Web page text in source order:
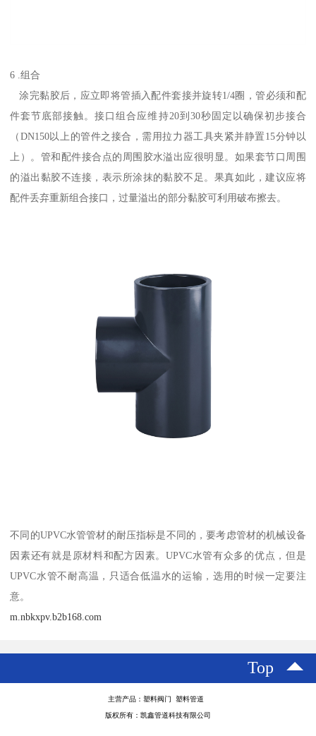
6 .组合
涂完黏胶后，应立即将管插入配件套接并旋转1/4圈，管必须和配
件套节底部接触。接口组合应维持20到30秒固定以确保初步接合
（DN150以上的管件之接合，需用拉力器工具夹紧并静置15分钟以
上）。管和配件接合点的周围胶水溢出应很明显。如果套节口周围
的溢出黏胶不连接，表示所涂抹的黏胶不足。果真如此，建议应将
配件丢弃重新组合接口，过量溢出的部分黏胶可利用破布擦去。
不同的UPVC水管管材的耐压指标是不同的，要考虑管材的机械设备
因素还有就是原材料和配方因素。UPVC水管有众多的优点，但是
UPVC水管不耐高温，只适合低温水的运输，选用的时候一定要注
意。
m.nbkxpv.b2b168.com
Top
主营产品：塑料阀门 塑料管道
版权所有：凯鑫管道科技有限公司